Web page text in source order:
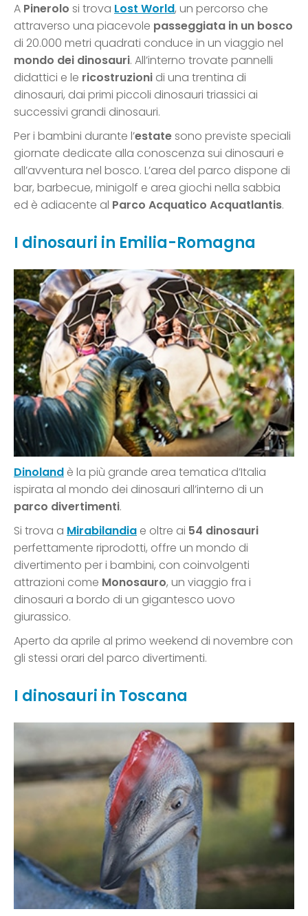
A Pinerolo si trova Lost World, un percorso che
attraverso una piacevole passeggiata in un bosco
di 20.000 metri quadrati conduce in un viaggio nel
mondo dei dinosauri. All’interno trovate pannelli
didattici e le ricostruzioni di una trentina di
dinosauri, dai primi piccoli dinosauri triassici ai
successivi grandi dinosauri.
Per i bambini durante l’estatesono previste speciali
giornate dedicate alla conoscenza sui dinosauri e
all’avventura nel bosco. L’area del parco dispone di
bar, barbecue, minigolf e area giochi nella sabbia
ed è adiacente al Parco Acquatico Acquatlantis.
I dinosauri in Emilia-Romagna
Dinoland è la più grande area tematica d’Italia
ispirata al mondo dei dinosauri all’interno di un
parco divertimenti.
Si trova a Mirabilandia e oltre ai 54 dinosauri
perfettamente riprodotti, offre un mondo di
divertimento per i bambini, con coinvolgenti
attrazioni come Monosauro, un viaggio fra i
dinosauri a bordo di un gigantesco uovo
giurassico.
Aperto da aprile al primo weekend di novembre con
gli stessi orari del parco divertimenti.
I dinosauri in Toscana